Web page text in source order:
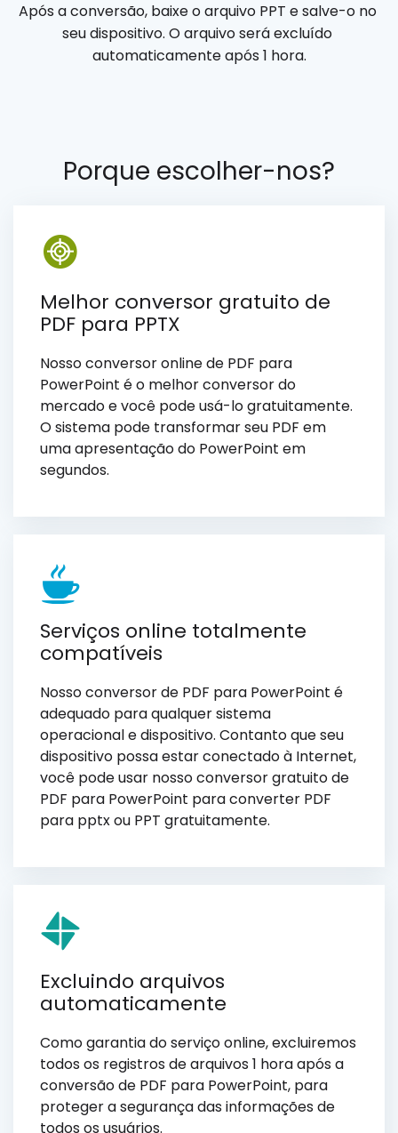
Após a conversão, baixe o arquivo PPT e salve-o no
seu dispositivo. O arquivo será excluído
automaticamente após 1 hora.
Porque escolher-nos?
Melhor conversor gratuito de
PDF para PPTX
Nosso conversor online de PDF para
PowerPoint é o melhor conversor do
mercado e você pode usá-lo gratuitamente.
O sistema pode transformar seu PDF em
uma apresentação do PowerPoint em
segundos.
Serviços online totalmente
compatíveis
Nosso conversor de PDF para PowerPoint é
adequado para qualquer sistema
operacional e dispositivo. Contanto que seu
dispositivo possa estar conectado à Internet,
você pode usar nosso conversor gratuito de
PDF para PowerPoint para converter PDF
para pptx ou PPT gratuitamente.
Excluindo arquivos
automaticamente
Como garantia do serviço online, excluiremos
todos os registros de arquivos 1 hora após a
conversão de PDF para PowerPoint, para
proteger a segurança das informações de
todos os usuários.